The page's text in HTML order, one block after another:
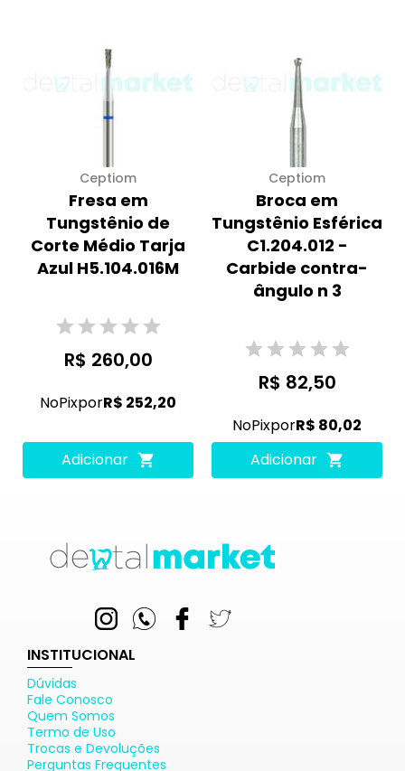
Ceptiom
Fresa em
Tungstênio de
Corte Médio Tarja
Azul H5.104.016M
R$ 260,00
NoPixporR$ 252,20
Adicionar
Ceptiom
Broca em
Tungstênio Esférica
C1.204.012 -
Carbide contra-
ângulo n 3
R$ 82,50
NoPixporR$ 80,02
Adicionar
INSTITUCIONAL
Dúvidas
Fale Conosco
Quem Somos
Termo de Uso
Trocas e Devoluções
Perguntas Frequentes